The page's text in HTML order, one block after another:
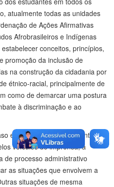
atualmente todas as unidades
de Ações Afirmativas
Afrobrasileiros e Indígenas
conceitos, princípios,
promoção da inclusão de
na construção da cidadania por
étnico-racial, principalmente de
como de demarcar uma postura
à discriminação e ao
envolvendo o ex-estudante do
veículos de imprensa, a
de processo administrativo
as situações que envolvem a
situações de mesma